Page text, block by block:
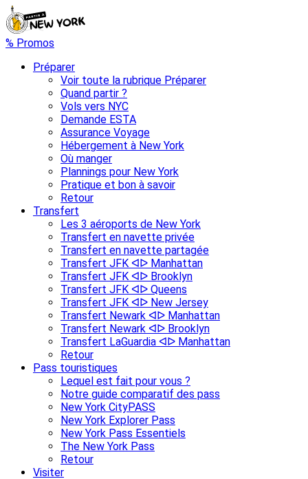
% Promos
Préparer
Voir toute la rubrique Préparer
Quand partir ?
Vols vers NYC
Demande ESTA
Assurance Voyage
Hébergement à New York
Où manger
Plannings pour New York
Pratique et bon à savoir
Retour
Transfert
Les 3 aéroports de New York
Transfert en navette privée
Transfert en navette partagée
Transfert JFK ᐊᐅ Manhattan
Transfert JFK ᐊᐅ Brooklyn
Transfert JFK ᐊᐅ Queens
Transfert JFK ᐊᐅ New Jersey
Transfert Newark ᐊᐅ Manhattan
Transfert Newark ᐊᐅ Brooklyn
Transfert LaGuardia ᐊᐅ Manhattan
Retour
Pass touristiques
Lequel est fait pour vous ?
Notre guide comparatif des pass
New York CityPASS
New York Explorer Pass
New York Pass Essentiels
The New York Pass
Retour
Visiter